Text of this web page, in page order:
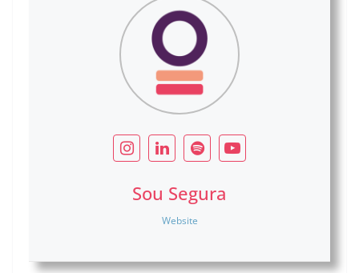
Sou Segura
Website